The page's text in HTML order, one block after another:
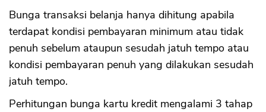
Bunga transaksi belanja hanya dihitung apabila
terdapat kondisi pembayaran minimum atau tidak
penuh sebelum ataupun sesudah jatuh tempo atau
kondisi pembayaran penuh yang dilakukan sesudah
jatuh tempo.
Perhitungan bunga kartu kredit mengalami 3 tahap